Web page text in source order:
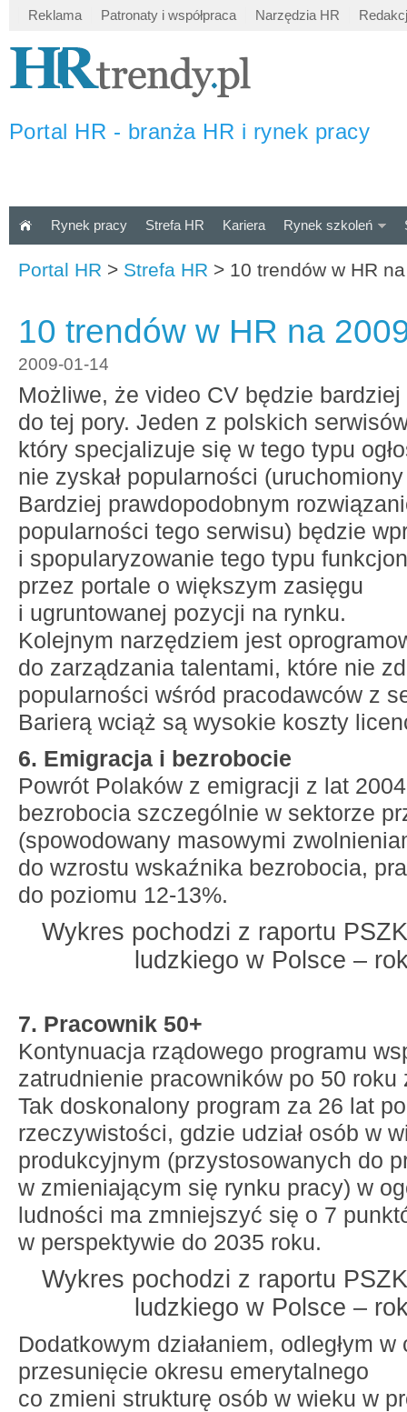
Reklama Patronaty i współpraca Narzędzia HR
Portal HR - branża HR i rynek pracy
Rynek pracy Strefa HR Kariera Rynek szkoleń
Portal HR > Strefa HR > 10 trendów w HR
10 trendów w HR na
2009-01-14
Możliwe, że video CV będzie
do tej pory. Jeden z polskich
który specjalizuje się w tego typu
nie zyskał popularności
Bardziej prawdopodobnym
popularności tego serwisu) będzie
i spopularyzowanie tego typu
przez portale o większym zasięgu
i ugruntowanej pozycji na rynku.
Kolejnym narzędziem jest
do zarządzania talentami, które nie
popularności wśród pracodawców z
Barierą wciąż są wysokie koszty
6. Emigracja i bezrobocie
Powrót Polaków z emigracji z lat
bezrobocia szczególnie w sektorze
(spowodowany masowymi
do wzrostu wskaźnika bezrobocia,
do poziomu 12-13%.
Wykres pochodzi z raportu
ludzkiego w Polsce –
7. Pracownik 50+
Kontynuacja rządowego programu
zatrudnienie pracowników po 50 roku
Tak doskonalony program za 26 lat
rzeczywistości, gdzie udział osób w
produkcyjnym (przystosowanych do
w zmieniającym się rynku pracy) w
ludności ma zmniejszyć się o 7
w perspektywie do 2035 roku.
Wykres pochodzi z raportu
ludzkiego w Polsce –
Dodatkowym działaniem, odległym
przesunięcie okresu emerytalnego
co zmieni strukturę osób w wieku w